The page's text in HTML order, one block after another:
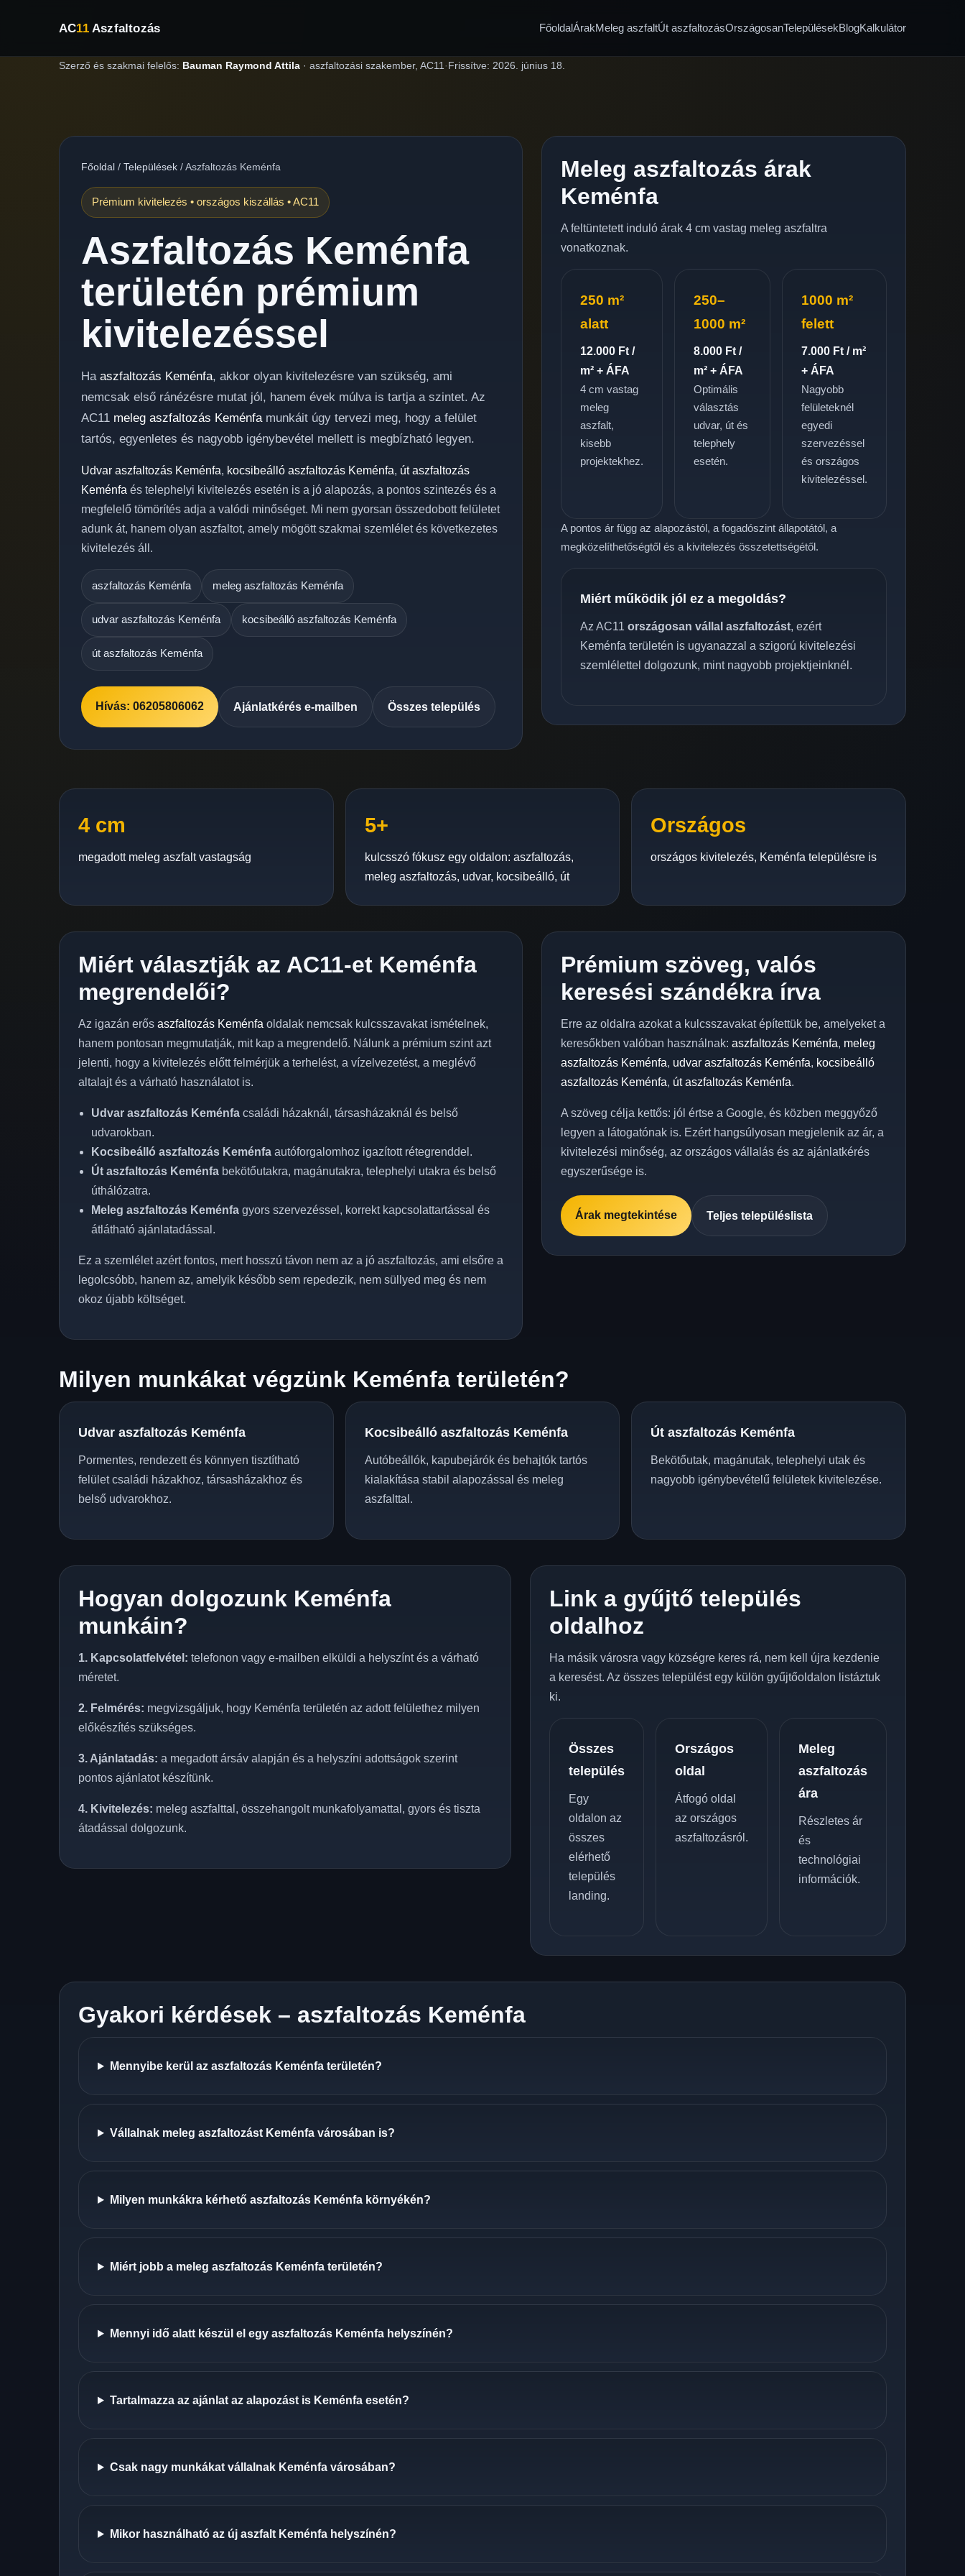
AC11Aszfaltozás FőoldalÁrakMeleg aszfaltÚt aszfaltozásOrszágosanTelepülésekBlogKalkulátor
Szerző és szakmai felelős: Bauman Raymond Attila · aszfaltozási szakember, AC11 ·Frissítve: 2026. június 18.
Főoldal / Települések /Aszfaltozás Keménfa
Prémium kivitelezés • országos kiszállás • AC11
Aszfaltozás Keménfa
területén prémium
kivitelezéssel
Ha aszfaltozás Keménfa, akkor olyan kivitelezésre van szükség, ami
nemcsak első ránézésre mutat jól, hanem évek múlva is tartja a szintet. Az
AC11 meleg aszfaltozás Keménfamunkáit úgy tervezi meg, hogy a felület
tartós, egyenletes és nagyobb igénybevétel mellett is megbízható legyen.
Udvar aszfaltozás Keménfa, kocsibeálló aszfaltozás Keménfa, út aszfaltozás
Keménfa és telephelyi kivitelezés esetén is a jó alapozás, a pontos szintezés és a
megfelelő tömörítés adja a valódi minőséget. Mi nem gyorsan összedobott felületet
adunk át, hanem olyan aszfaltot, amely mögött szakmai szemlélet és következetes
kivitelezés áll.
aszfaltozás Keménfa meleg aszfaltozás Keménfa
udvar aszfaltozás Keménfa kocsibeálló aszfaltozás Keménfa
út aszfaltozás Keménfa
Hívás: 06205806062 Ajánlatkérés e-mailben Összes település
Meleg aszfaltozás árak
Keménfa
A feltüntetett induló árak 4 cm vastag meleg aszfaltra
vonatkoznak.
250 m²
alatt
12.000 Ft /
m² + ÁFA
4 cm vastag
meleg
aszfalt,
kisebb
projektekhez.
250–
1000 m²
8.000 Ft /
m² + ÁFA
Optimális
választás
udvar, út és
telephely
esetén.
1000 m²
felett
7.000 Ft / m²
+ ÁFA
Nagyobb
felületeknél
egyedi
szervezéssel
és országos
kivitelezéssel.
A pontos ár függ az alapozástól, a fogadószint állapotától, a
megközelíthetőségtől és a kivitelezés összetettségétől.
Miért működik jól ez a megoldás?
Az AC11országosan vállal aszfaltozást, ezért
Keménfa területén is ugyanazzal a szigorú kivitelezési
szemlélettel dolgozunk, mint nagyobb projektjeinknél.
4 cm
megadott meleg aszfalt vastagság
5+
kulcsszó fókusz egy oldalon: aszfaltozás,
meleg aszfaltozás, udvar, kocsibeálló, út
Országos
országos kivitelezés, Keménfa településre is
Miért választják az AC11-et Keménfa
megrendelői?
Az igazán erős aszfaltozás Keménfa oldalak nemcsak kulcsszavakat ismételnek,
hanem pontosan megmutatják, mit kap a megrendelő. Nálunk a prémium szint azt
jelenti, hogy a kivitelezés előtt felmérjük a terhelést, a vízelvezetést, a meglévő
altalajt és a várható használatot is.
Udvar aszfaltozás Keménfa családi házaknál, társasházaknál és belső
udvarokban.
Kocsibeálló aszfaltozás Keménfa autóforgalomhoz igazított rétegrenddel.
Út aszfaltozás Keménfa bekötőutakra, magánutakra, telephelyi utakra és belső
úthálózatra.
Meleg aszfaltozás Keménfa gyors szervezéssel, korrekt kapcsolattartással és
átlátható ajánlatadással.
Ez a szemlélet azért fontos, mert hosszú távon nem az a jó aszfaltozás, ami elsőre a
legolcsóbb, hanem az, amelyik később sem repedezik, nem süllyed meg és nem
okoz újabb költséget.
Prémium szöveg, valós
keresési szándékra írva
Erre az oldalra azokat a kulcsszavakat építettük be, amelyeket a
keresőkben valóban használnak:aszfaltozás Keménfa, meleg
aszfaltozás Keménfa, udvar aszfaltozás Keménfa, kocsibeálló
aszfaltozás Keménfa, út aszfaltozás Keménfa.
A szöveg célja kettős: jól értse a Google, és közben meggyőző
legyen a látogatónak is. Ezért hangsúlyosan megjelenik az ár, a
kivitelezési minőség, az országos vállalás és az ajánlatkérés
egyszerűsége is.
Árak megtekintése Teljes településlista
Milyen munkákat végzünk Keménfa területén?
Udvar aszfaltozás Keménfa
Pormentes, rendezett és könnyen tisztítható
felület családi házakhoz, társasházakhoz és
belső udvarokhoz.
Kocsibeálló aszfaltozás Keménfa
Autóbeállók, kapubejárók és behajtók tartós
kialakítása stabil alapozással és meleg
aszfalttal.
Út aszfaltozás Keménfa
Bekötőutak, magánutak, telephelyi utak és
nagyobb igénybevételű felületek kivitelezése.
Hogyan dolgozunk Keménfa
munkáin?
1. Kapcsolatfelvétel: telefonon vagy e-mailben elküldi a helyszínt és a várható
méretet.
2. Felmérés: megvizsgáljuk, hogy Keménfa területén az adott felülethez milyen
előkészítés szükséges.
3. Ajánlatadás: a megadott ársáv alapján és a helyszíni adottságok szerint
pontos ajánlatot készítünk.
4. Kivitelezés: meleg aszfalttal, összehangolt munkafolyamattal, gyors és tiszta
átadással dolgozunk.
Link a gyűjtő település
oldalhoz
Ha másik városra vagy községre keres rá, nem kell újra kezdenie
a keresést. Az összes települést egy külön gyűjtőoldalon listáztuk
ki.
Összes
település
Egy
oldalon az
összes
elérhető
település
landing.
Országos
oldal
Átfogó oldal
az országos
aszfaltozásról.
Meleg
aszfaltozás
ára
Részletes ár
és
technológiai
információk.
Gyakori kérdések – aszfaltozás Keménfa
Mennyibe kerül az aszfaltozás Keménfa területén?
Vállalnak meleg aszfaltozást Keménfa városában is?
Milyen munkákra kérhető aszfaltozás Keménfa környékén?
Miért jobb a meleg aszfaltozás Keménfa területén?
Mennyi idő alatt készül el egy aszfaltozás Keménfa helyszínén?
Tartalmazza az ajánlat az alapozást is Keménfa esetén?
Csak nagy munkákat vállalnak Keménfa városában?
Mikor használható az új aszfalt Keménfa helyszínén?